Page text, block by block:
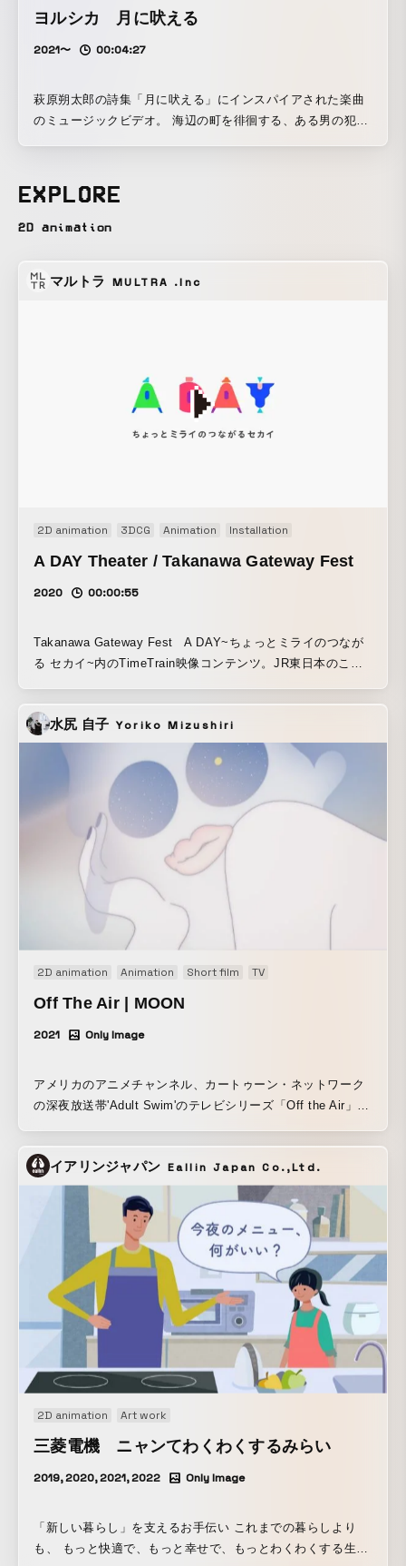
ヨルシカ 月に吠える
2021〜 00:04:27
萩原朔太郎の詩集「月に吠える」にインスパイアされた楽曲
のミュージックビデオ。 海辺の町を徘徊する、ある男の犯罪
EXPLORE
2D animation
マルトラ MULTRA .Inc
2D animation 3DCG Animation Installation
A DAY Theater / Takanawa Gateway Fest
2020 00:00:55
Takanawa Gateway Fest A DAY~ちょっとミライのつなが
る セカイ~内のTimeTrain映像コンテンツ。JR東日本のこれ
水尻 自子 Yoriko Mizushiri
2D animation Animation Short film TV
Off The Air | MOON
2021 Only Image
アメリカのアニメチャンネル、カートゥーン・ネットワーク
の深夜放送帯'Adult Swim'のテレビシリーズ「Off the Air」で
「Moon」からイメージした作品を制作した。
イアリンジャパン Eallin Japan Co.,Ltd.
2D animation Art work
三菱電機 ニャンてわくわくするみらい
2019, 2020, 2021, 2022 Only Image
「新しい暮らし」を支えるお手伝い これまでの暮らしより
も、 もっと快適で、もっと幸せで、もっとわくわくする生活